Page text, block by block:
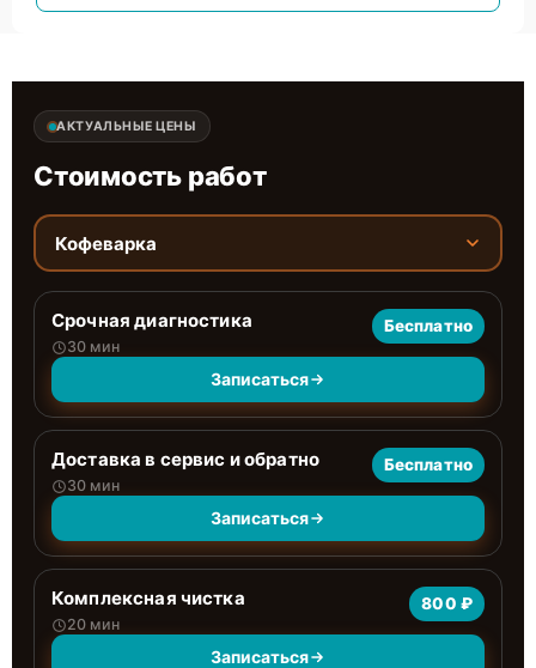
АКТУАЛЬНЫЕ ЦЕНЫ
Стоимость работ
Кофеварка
Срочная диагностика
30 мин
Бесплатно
Записаться
Доставка в сервис и обратно
30 мин
Бесплатно
Записаться
Комплексная чистка
20 мин
800 ₽
Записаться